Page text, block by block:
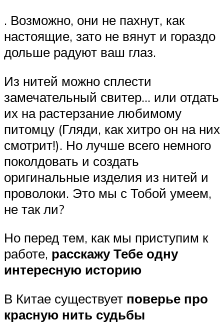
. Возможно, они не пахнут, как
настоящие, зато не вянут и гораздо
дольше радуют ваш глаз.
Из нитей можно сплести
замечательный свитер… или отдать
их на растерзание любимому
питомцу (Гляди, как хитро он на них
смотрит!). Но лучше всего немного
поколдовать и создать
оригинальные изделия из нитей и
проволоки. Это мы с Тобой умеем,
не так ли?
Но перед тем, как мы приступим к
работе, расскажу Тебе одну
интересную историю
В Китае существует поверье про
красную нить судьбы